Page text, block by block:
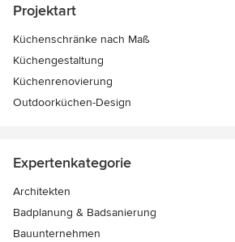
Projektart
Küchenschränke nach Maß
Küchengestaltung
Küchenrenovierung
Outdoorküchen-Design
Expertenkategorie
Architekten
Badplanung & Badsanierung
Bauunternehmen